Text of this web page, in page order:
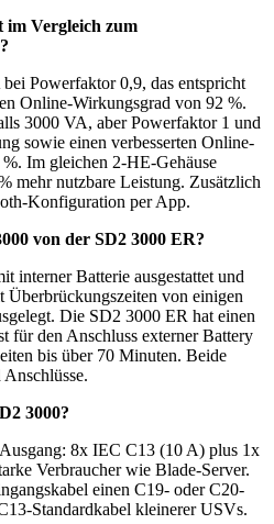
im Vergleich zum
Powerfaktor 0,9, das entspricht
Online-Wirkungsgrad von 92 %.
3000 VA, aber Powerfaktor 1 und
sowie einen verbesserten Online-
Im gleichen 2-HE-Gehäuse
mehr nutzbare Leistung. Zusätzlich
Konfiguration per App.
von der SD2 3000 ER?
interner Batterie ausgestattet und
von einigen
Die SD2 3000 ER hat einen
für den Anschluss externer Battery
bis über 70 Minuten. Beide
3000?
8x IEC C13 (10 A) plus 1x
Verbraucher wie Blade-Server.
einen C19- oder C20-
Standardkabel kleinerer USVs.